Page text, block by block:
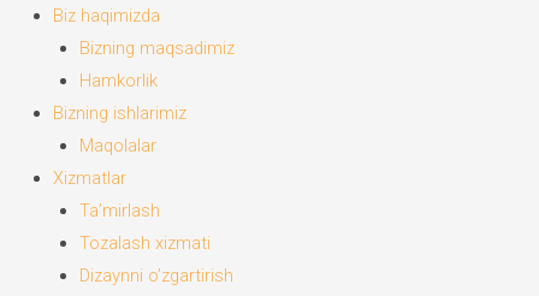
Biz haqimizda
Bizning maqsadimiz
Hamkorlik
Bizning ishlarimiz
Maqolalar
Xizmatlar
Ta’mirlash
Tozalash xizmati
Dizaynni o’zgartirish